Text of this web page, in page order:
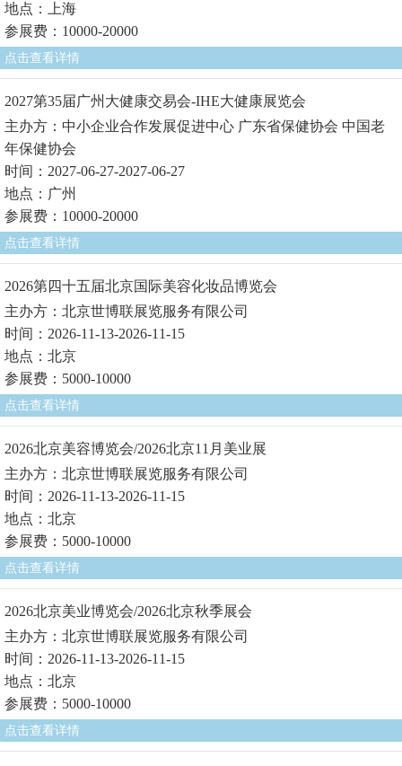
地点：上海
参展费：10000-20000
点击查看详情
2027第35届广州大健康交易会-IHE大健康展览会
主办方：中小企业合作发展促进中心 广东省保健协会 中国老
年保健协会
时间：2027-06-27-2027-06-27
地点：广州
参展费：10000-20000
点击查看详情
2026第四十五届北京国际美容化妆品博览会
主办方：北京世博联展览服务有限公司
时间：2026-11-13-2026-11-15
地点：北京
参展费：5000-10000
点击查看详情
2026北京美容博览会/2026北京11月美业展
主办方：北京世博联展览服务有限公司
时间：2026-11-13-2026-11-15
地点：北京
参展费：5000-10000
点击查看详情
2026北京美业博览会/2026北京秋季展会
主办方：北京世博联展览服务有限公司
时间：2026-11-13-2026-11-15
地点：北京
参展费：5000-10000
点击查看详情